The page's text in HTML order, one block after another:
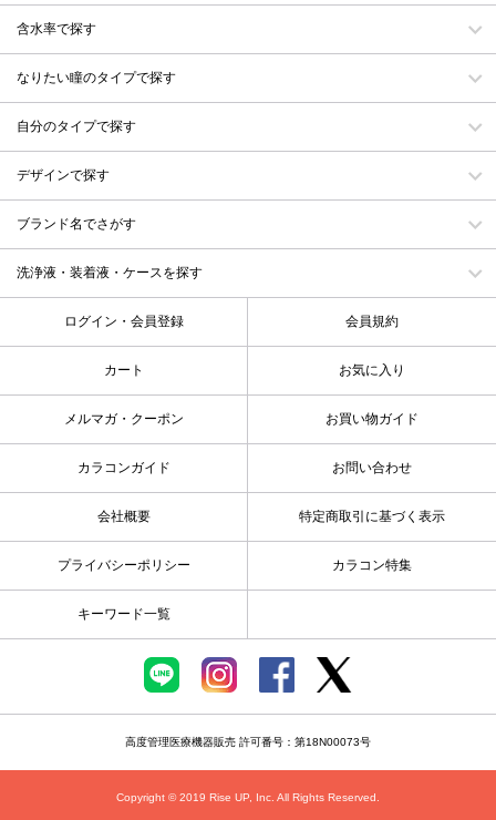
含水率で探す
なりたい瞳のタイプで探す
自分のタイプで探す
デザインで探す
ブランド名でさがす
洗浄液・装着液・ケースを探す
ログイン・会員登録 会員規約
カート お気に入り
メルマガ・クーポン お買い物ガイド
カラコンガイド お問い合わせ
会社概要 特定商取引に基づく表示
プライバシーポリシー カラコン特集
キーワード一覧
高度管理医療機器販売 許可番号：第18N00073号
Copyright © 2019 Rise UP, Inc. All Rights Reserved.